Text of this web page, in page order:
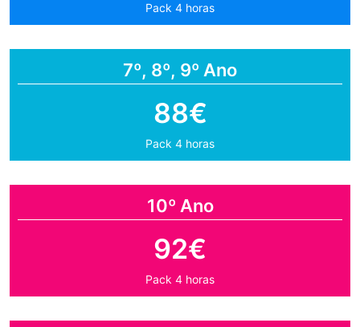
Pack 4 horas
7º, 8º, 9º Ano
88€
Pack 4 horas
10º Ano
92€
Pack 4 horas